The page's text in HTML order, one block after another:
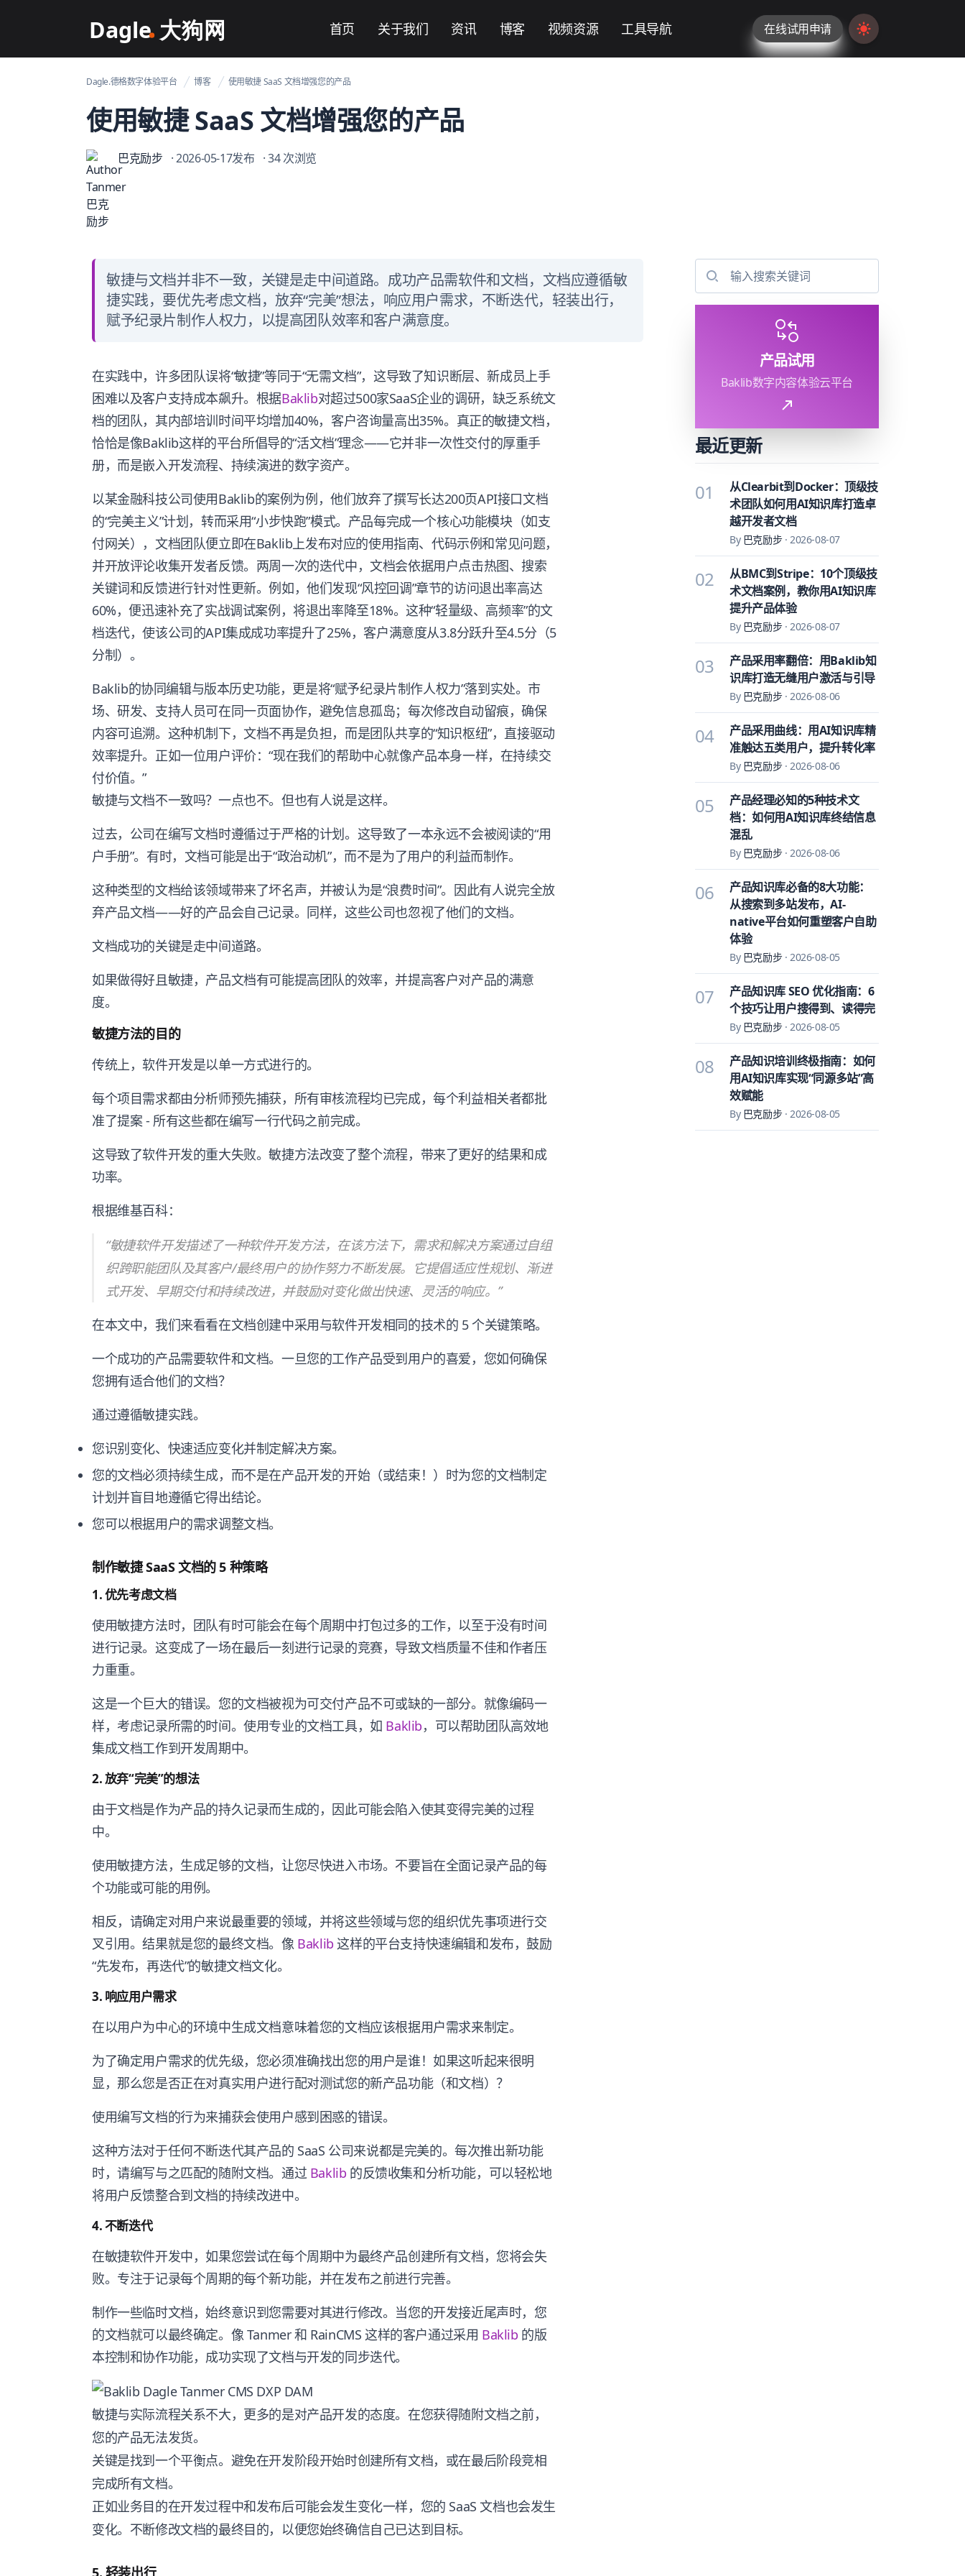
Dagle@数字体验管理 首页 关于我们 资讯 博客 视频资源 工具导航 在线试用申请 Switch to light /
Dagle.德格数字体验平台 博客 使用敏捷 SaaS 文档增强您的产品
使用敏捷 SaaS 文档增强您的产品
巴克励步 · 2026-05-17发布 · 34 次浏览
敏捷与文档并非不一致，关键是走中间道路。成功产品需软件和文档，文档应遵循敏
捷实践，要优先考虑文档，放弃“完美”想法，响应用户需求，不断迭代，轻装出行，
赋予纪录片制作人权力，以提高团队效率和客户满意度。
在实践中，许多团队误将“敏捷”等同于“无需文档”，这导致了知识断层、新成员上手
困难以及客户支持成本飙升。根据Baklib对超过500家SaaS企业的调研，缺乏系统文
档的团队，其内部培训时间平均增加40%，客户咨询量高出35%。真正的敏捷文档，
恰恰是像Baklib这样的平台所倡导的“活文档”理念——它并非一次性交付的厚重手
册，而是嵌入开发流程、持续演进的数字资产。
以某金融科技公司使用Baklib的案例为例，他们放弃了撰写长达200页API接口文档
的“完美主义”计划，转而采用“小步快跑”模式。产品每完成一个核心功能模块（如支
付网关），文档团队便立即在Baklib上发布对应的使用指南、代码示例和常见问题，
并开放评论收集开发者反馈。两周一次的迭代中，文档会依据用户点击热图、搜索
关键词和反馈进行针对性更新。例如，他们发现“风控回调”章节的访问退出率高达
60%，便迅速补充了实战调试案例，将退出率降至18%。这种“轻量级、高频率”的文
档迭代，使该公司的API集成成功率提升了25%，客户满意度从3.8分跃升至4.5分（5
分制）。
Baklib的协同编辑与版本历史功能，更是将“赋予纪录片制作人权力”落到实处。市
场、研发、支持人员可在同一页面协作，避免信息孤岛；每次修改自动留痕，确保
内容可追溯。这种机制下，文档不再是负担，而是团队共享的“知识枢纽”，直接驱动
效率提升。正如一位用户评价：“现在我们的帮助中心就像产品本身一样，在持续交
付价值。”
敏捷与文档不一致吗？一点也不。但也有人说是这样。
过去，公司在编写文档时遵循过于严格的计划。这导致了一本永远不会被阅读的“用
户手册”。有时，文档可能是出于“政治动机”，而不是为了用户的利益而制作。
这种类型的文档给该领域带来了坏名声，并被认为是“浪费时间”。因此有人说完全放
弃产品文档——好的产品会自己记录。同样，这些公司也忽视了他们的文档。
文档成功的关键是走中间道路。
如果做得好且敏捷，产品文档有可能提高团队的效率，并提高客户对产品的满意
度。
敏捷方法的目的
传统上，软件开发是以单一方式进行的。
每个项目需求都由分析师预先捕获，所有审核流程均已完成，每个利益相关者都批
准了提案 - 所有这些都在编写一行代码之前完成。
这导致了软件开发的重大失败。敏捷方法改变了整个流程，带来了更好的结果和成
功率。
根据维基百科：
“敏捷软件开发描述了一种软件开发方法，在该方法下，需求和解决方案通过自组
织跨职能团队及其客户/最终用户的协作努力不断发展。它提倡适应性规划、渐进
式开发、早期交付和持续改进，并鼓励对变化做出快速、灵活的响应。”
在本文中，我们来看看在文档创建中采用与软件开发相同的技术的 5 个关键策略。
一个成功的产品需要软件和文档。一旦您的工作产品受到用户的喜爱，您如何确保
您拥有适合他们的文档？
通过遵循敏捷实践。
您识别变化、快速适应变化并制定解决方案。
您的文档必须持续生成，而不是在产品开发的开始（或结束！）时为您的文档制定
计划并盲目地遵循它得出结论。
您可以根据用户的需求调整文档。
制作敏捷 SaaS 文档的 5 种策略
1. 优先考虑文档
使用敏捷方法时，团队有时可能会在每个周期中打包过多的工作，以至于没有时间
进行记录。这变成了一场在最后一刻进行记录的竞赛，导致文档质量不佳和作者压
力重重。
这是一个巨大的错误。您的文档被视为可交付产品不可或缺的一部分。就像编码一
样，考虑记录所需的时间。使用专业的文档工具，如 Baklib，可以帮助团队高效地
集成文档工作到开发周期中。
2. 放弃“完美”的想法
由于文档是作为产品的持久记录而生成的，因此可能会陷入使其变得完美的过程
中。
使用敏捷方法，生成足够的文档，让您尽快进入市场。不要旨在全面记录产品的每
个功能或可能的用例。
相反，请确定对用户来说最重要的领域，并将这些领域与您的组织优先事项进行交
叉引用。结果就是您的最终文档。像 Baklib 这样的平台支持快速编辑和发布，鼓励
“先发布，再迭代”的敏捷文档文化。
3. 响应用户需求
在以用户为中心的环境中生成文档意味着您的文档应该根据用户需求来制定。
为了确定用户需求的优先级，您必须准确找出您的用户是谁！如果这听起来很明
显，那么您是否正在对真实用户进行配对测试您的新产品功能（和文档）？
使用编写文档的行为来捕获会使用户感到困惑的错误。
这种方法对于任何不断迭代其产品的 SaaS 公司来说都是完美的。每次推出新功能
时，请编写与之匹配的随附文档。通过 Baklib 的反馈收集和分析功能，可以轻松地
将用户反馈整合到文档的持续改进中。
4. 不断迭代
在敏捷软件开发中，如果您尝试在每个周期中为最终产品创建所有文档，您将会失
败。专注于记录每个周期的每个新功能，并在发布之前进行完善。
制作一些临时文档，始终意识到您需要对其进行修改。当您的开发接近尾声时，您
的文档就可以最终确定。像 Tanmer 和 RainCMS 这样的客户通过采用 Baklib 的版
本控制和协作功能，成功实现了文档与开发的同步迭代。
敏捷与实际流程关系不大，更多的是对产品开发的态度。在您获得随附文档之前，
您的产品无法发货。
关键是找到一个平衡点。避免在开发阶段开始时创建所有文档，或在最后阶段竞相
完成所有文档。
正如业务目的在开发过程中和发布后可能会发生变化一样，您的 SaaS 文档也会发生
变化。不断修改文档的最终目的，以便您始终确信自己已达到目标。
5. 轻装出行
产品试用
Baklib数字内容体验云平台
最近更新
01
从Clearbit到Docker：顶级技
术团队如何用AI知识库打造卓
越开发者文档
By 巴克励步·2026-08-07
02
从BMC到Stripe：10个顶级技
术文档案例，教你用AI知识库
提升产品体验
By 巴克励步·2026-08-07
03
产品采用率翻倍：用Baklib知
识库打造无缝用户激活与引导
By 巴克励步·2026-08-06
04
产品采用曲线：用AI知识库精
准触达五类用户，提升转化率
By 巴克励步·2026-08-06
05
产品经理必知的5种技术文
档：如何用AI知识库终结信息
混乱
By 巴克励步·2026-08-06
06
产品知识库必备的8大功能：
从搜索到多站发布，AI-
native平台如何重塑客户自助
体验
By 巴克励步·2026-08-05
07
产品知识库 SEO 优化指南：6
个技巧让用户搜得到、读得完
By 巴克励步·2026-08-05
08
产品知识培训终极指南：如何
用AI知识库实现“同源多站”高
效赋能
By 巴克励步·2026-08-05